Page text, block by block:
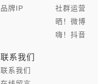
品牌IP
社群运营
晒！微博
嗨！抖音
联系我们
联系我们